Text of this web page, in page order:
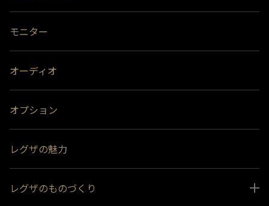
モニター
オーディオ
オプション
レグザの魅力
レグザのものづくり